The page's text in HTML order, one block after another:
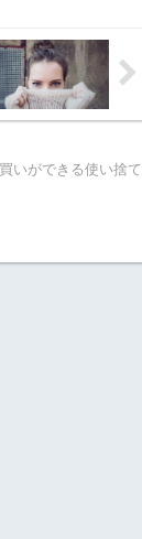
いができる使い捨て